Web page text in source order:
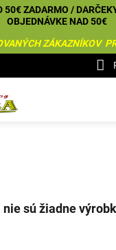
50€ ZADARMO /
OBJEDNÁVKE NAD 50€
ZÁKAZNÍKOV